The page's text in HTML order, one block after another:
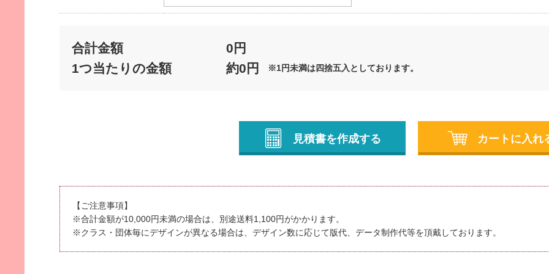
合計金額 0 円
1つ当たりの金額
約0 円 ※1円未満は四捨五入としております。
見積書を作成する カートに入れ
【ご注意事項】
※合計金額が10,000円未満の場合は、別途送料1,100円がかかります。
※クラス・団体毎にデザインが異なる場合は、デザイン数に応じて版代、データ制作代等を頂戴しております。